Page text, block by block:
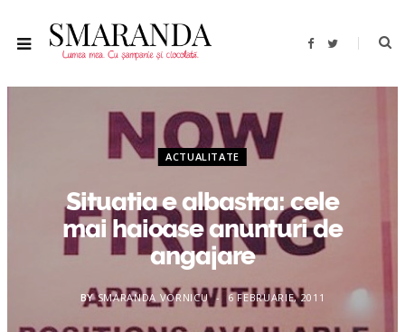
F
b
T
t
ACTUALITATE
Situatia e albastra: cele
mai haioase anunturi de
angajare
BY SMARANDA VORNICU 6 FEBRUARIE, 2011